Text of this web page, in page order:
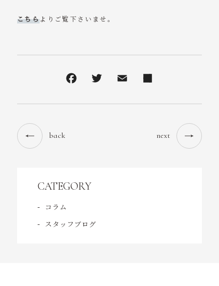
お問い合わせ
受付時間 10:00～19:30
こちらよりご覧下さいませ。
back next
CATEGORY
コラム
スタッフブログ